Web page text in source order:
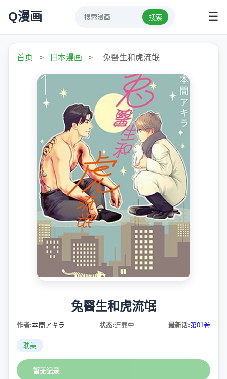
Q漫画 搜索 ☰
首页 > 日本漫画 > 兔醫生和虎流氓
兔醫生和虎流氓
作者:本間アキラ 状态:连载中 最新话:第01卷
耽美
暂无记录